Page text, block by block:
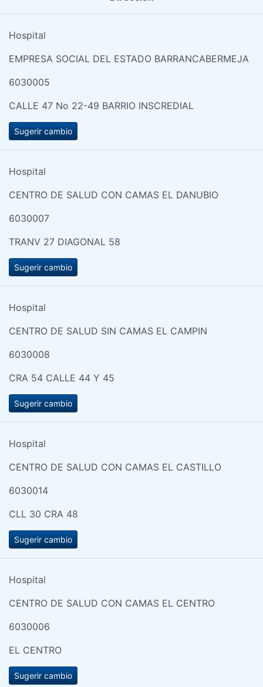
Hospital
EMPRESA SOCIAL DEL ESTADO BARRANCABERMEJA
6030005
CALLE 47 No 22-49 BARRIO INSCREDIAL
Sugerir cambio
Hospital
CENTRO DE SALUD CON CAMAS EL DANUBIO
6030007
TRANV 27 DIAGONAL 58
Sugerir cambio
Hospital
CENTRO DE SALUD SIN CAMAS EL CAMPIN
6030008
CRA 54 CALLE 44 Y 45
Sugerir cambio
Hospital
CENTRO DE SALUD CON CAMAS EL CASTILLO
6030014
CLL 30 CRA 48
Sugerir cambio
Hospital
CENTRO DE SALUD CON CAMAS EL CENTRO
6030006
EL CENTRO
Sugerir cambio